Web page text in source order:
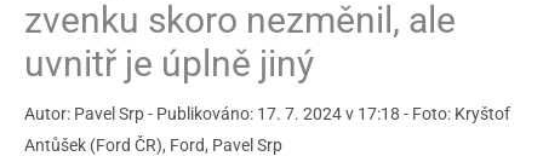
zvenku skoro nezměnil, ale
uvnitř je úplně jiný
Autor: Pavel Srp - Publikováno: 17. 7. 2024 v 17:18 - Foto: Kryštof
Antůšek (Ford ČR), Ford, Pavel Srp